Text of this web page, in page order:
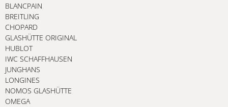
BLANCPAIN
BREITLING
CHOPARD
GLASHÜTTE ORIGINAL
HUBLOT
IWC SCHAFFHAUSEN
JUNGHANS
LONGINES
NOMOS GLASHÜTTE
OMEGA